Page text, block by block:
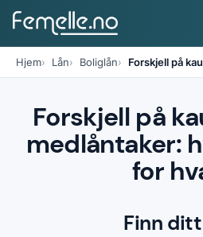
Hjem Lån Boliglån Forskjell på
Forskjell på
medlåntaker:
for
Finn